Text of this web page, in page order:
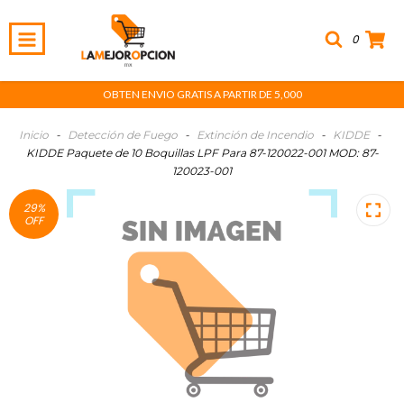
0
OBTEN ENVIO GRATIS A PARTIR DE 5,000
Inicio - Detección de Fuego - Extinción de Incendio - KIDDE
-
KIDDE Paquete de 10 Boquillas LPF Para 87-120022-001 MOD: 87-
120023-001
29%
OFF